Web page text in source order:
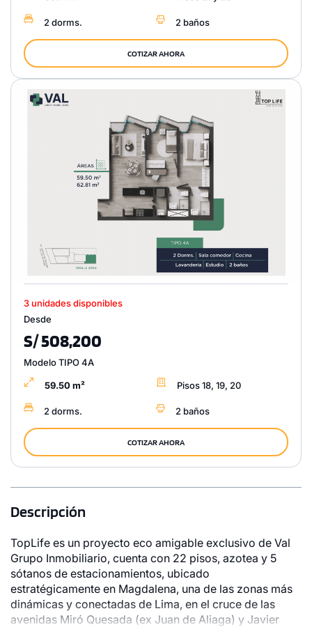
2 dorms. 2 baños
COTIZAR AHORA
3 unidades disponibles
Desde
S/ 508,200
Modelo TIPO 4A
59.50 m² Pisos 18, 19, 20
2 dorms. 2 baños
COTIZAR AHORA
Descripción
TopLife es un proyecto eco amigable exclusivo de Val
Grupo Inmobiliario, cuenta con 22 pisos, azotea y 5
sótanos de estacionamientos, ubicado
estratégicamente en Magdalena, una de las zonas más
dinámicas y conectadas de Lima, en el cruce de las
avenidas Miró Quesada (ex Juan de Aliaga) y Javier